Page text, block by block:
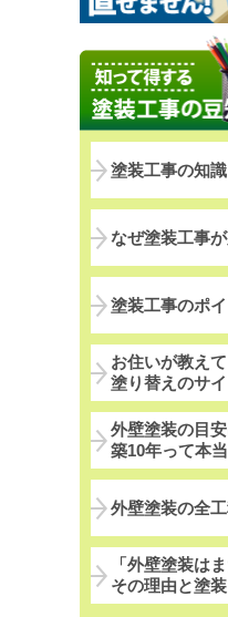
塗装工事の知識
なぜ塗装工事
塗装工事のポイ
お住いが教え
塗り替えのサ
外壁塗装の目
築10年って本
外壁塗装の全
「外壁塗装は
その理由と塗